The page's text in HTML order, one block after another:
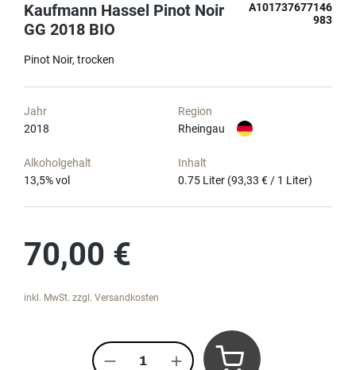
Kaufmann Hassel Pinot Noir
GG 2018 BIO
A101737677146
983
Pinot Noir trocken
Jahr
2018
Region
Rheingau
Alkoholgehalt
13,5% vol
Inhalt
0.75 Liter (93,33 € / 1 Liter)
70,00 €
inkl. MwSt. zzgl. Versandkosten
Produkt Anzahl: Gib den